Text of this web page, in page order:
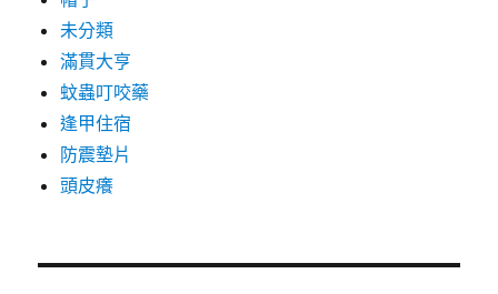
未分類
滿貫大亨
蚊蟲叮咬藥
逢甲住宿
防震墊片
頭皮癢